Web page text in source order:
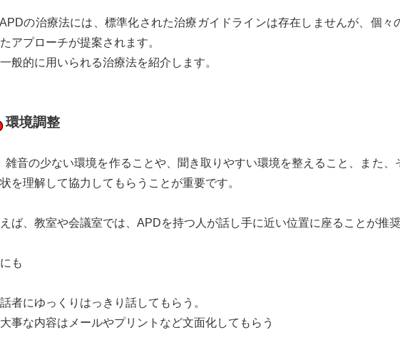
の治療法には、標準化された治療ガイドラインは存在しませんが、個々
アプローチが提案されます。
的に用いられる治療法を紹介します。
環境調整
の少ない環境を作ることや、聞き取りやすい環境を整えること、また、
を理解して協力してもらうことが重要です。
ば、教室や会議室では、APDを持つ人が話し手に近い位置に座ることが推奨
も
者にゆっくりはっきり話してもらう。
な内容はメールやプリントなど文面化してもらう